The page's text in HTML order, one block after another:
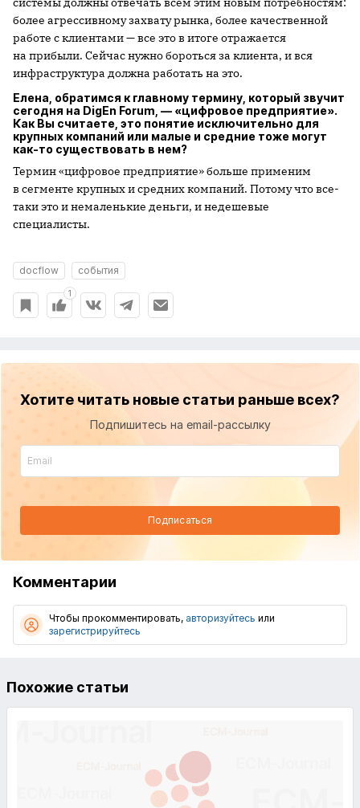
более агрессивному захвату рынка, более качественной
работе с клиентами — все это в итоге отражается
на прибыли. Сейчас нужно бороться за клиента, и вся
инфраструктура должна работать на это.
Елена, обратимся к главному термину, который звучит
сегодня на DigEn Forum, — «цифровое предприятие».
Как Вы считаете, это понятие исключительно для
крупных компаний или малые и средние тоже могут
как-то существовать в нем?
Термин «цифровое предприятие» больше применим
в сегменте крупных и средних компаний. Потому что все-
таки это и немаленькие деньги, и недешевые
специалисты.
docflow события
1
Хотите читать новые статьи раньше всех?
Подпишитесь на email-рассылку
Подписаться
Комментарии
Чтобы прокомментировать, авторизуйтесь или
зарегистрируйтесь
Похожие статьи